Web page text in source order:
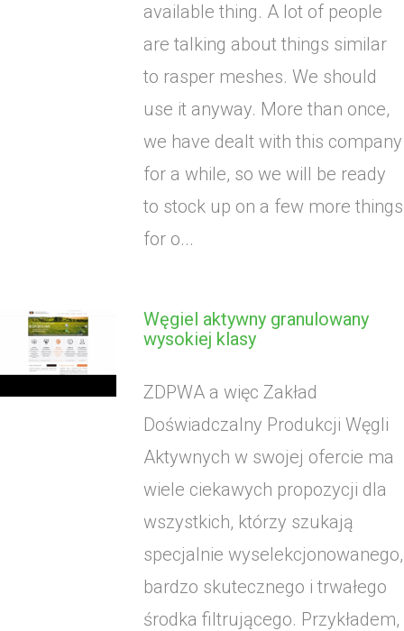
available thing. A lot of people
are talking about things similar
to rasper meshes. We should
use it anyway. More than once,
we have dealt with this company
for a while, so we will be ready
to stock up on a few more things
for o...
Węgiel aktywny granulowany
wysokiej klasy
ZDPWA a więc Zakład
Doświadczalny Produkcji Węgli
Aktywnych w swojej ofercie ma
wiele ciekawych propozycji dla
wszystkich, którzy szukają
specjalnie wyselekcjonowanego,
bardzo skutecznego i trwałego
środka filtrującego. Przykładem,